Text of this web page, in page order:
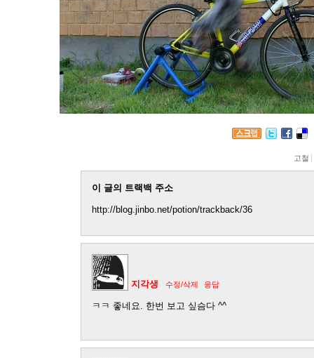
고철
이 글의 트랙백 주소
http://blog.jinbo.net/potion/trackback/36
지각생 수정/삭제 응답
ㅋㅋ 좋네요. 한번 보고 싶슴다 ^^